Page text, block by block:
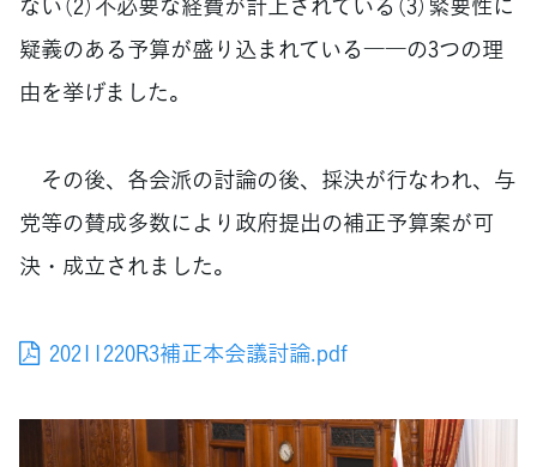
疑義のある予算が盛り込まれている――の3つの理
由を挙げました。
その後、各会派の討論の後、採決が行なわれ、与
党等の賛成多数により政府提出の補正予算案が可
決・成立されました。
20211220R3補正本会議討論.pdf